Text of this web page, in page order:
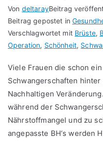
Von deltarayBeitrag
Beitrag gepostet in
Verschlagwortet mit Brüste,
Operation, Schönheit,
Viele Frauen die schon
Schwangerschaften
Nachhaltigen
während der
Nährstoffmangel und zu
angepasste BH‘s werden